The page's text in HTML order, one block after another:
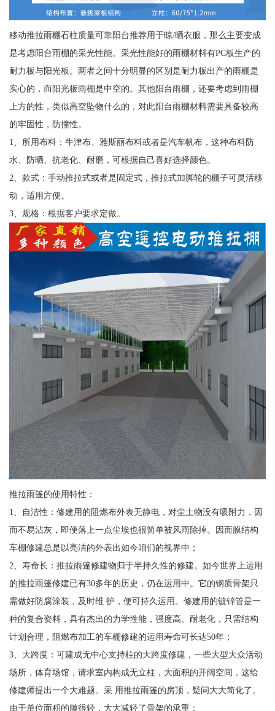
移动推拉雨棚石柱质量可靠阳台推荐用于晾/晒衣服，那么主要变成
是考虑阳台雨棚的采光性能。采光性能好的雨棚材料有PC板生产的
耐力板与阳光板。两者之间十分明显的区别是耐力板出产的雨棚是
实心的，而阳光板雨棚是中空的。其他阳台雨棚，还要考虑到雨棚
上方的性，类似高空坠物什么的，对此阳台雨棚材料需要具备较高
的牢固性，防撞性。
1、所用布料：牛津布、雅斯丽布料或者是汽车帆布，这种布料防
水、防晒、抗老化、耐磨，可根据自己喜好选择颜色。
2、款式：手动推拉式或者是固定式，推拉式加脚轮的棚子可灵活移
动，适用方便。
3、规格：根据客户要求定做。
推拉雨篷的使用特性：
1、自洁性：修建用的阻燃布外表无静电，对尘土物没有吸附力，因
而不易沾灰，即便落上一点尘埃也很简单被风雨除掉。因而膜结构
车棚修建总是以亮洁的外表出如今咱们的视界中；
2、寿命长：推拉雨篷修建物归于半持久性的修建。如今世界上运用
的推拉雨篷修建已有30多年的历史，仍在运用中。它的钢质骨架只
需做好防腐涂装，及时维 护，便可持久运用。修建用的镀锌管是一
种的复合资料，具有杰出的力学性能，强度高、耐老化，只需结构
计划合理，阻燃布加工的车棚修建的运用寿命可长达50年；
3、大跨度：可建成无中心支持柱的大跨度修建，一些大型大众活动
场所，体育场馆，请求室内构成无立柱，大面积的开阔空间，这给
修建师提出一个大难题。采 用推拉雨篷的房顶，疑问大大简化了。
由于单位面积的膜很轻，大大减轻了骨架的承重；